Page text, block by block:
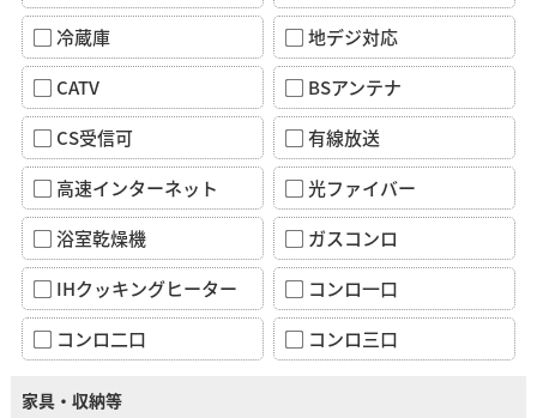
冷蔵庫
地デジ対応
CATV
BSアンテナ
CS受信可
有線放送
高速インターネット
光ファイバー
浴室乾燥機
ガスコンロ
IHクッキングヒーター
コンロ一口
コンロ二口
コンロ三口
家具・収納等